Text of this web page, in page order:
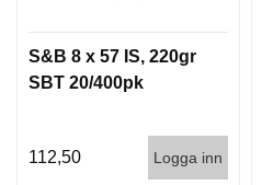
S&B 8 x 57 IS, 220gr
SBT 20/400pk
112,50 Logga inn